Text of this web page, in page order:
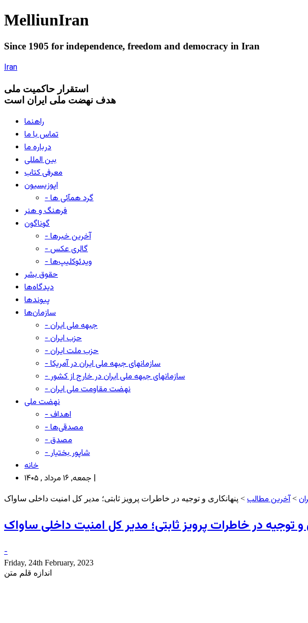
MelliunIran
Since 1905 for independence, freedom and democracy in Iran
Iran
استقرار حاکميت ملی
هدف نهضت ملی ایران است
راهنما
تماس با ما
درباره ما
بین المللی
معرفی کتاب
اپوزیسیون
- گرد همآئی ها
فرهنگ و هنر
گوناگون
- آخرین خبرها
- گالری عکس
- ویدئوکلیپ‌ها
حقوق بشر
دیدگاه‌ها
پیوندها
سازمان‌ها
- جبهه ملی ایران
- حزب ایران
- حزب ملت ایران
- سازمانهای جبهه ملی ایران در آمریکا
- سازمانهای جبهه ملی ایران در خارج از کشور
- نهضت مقاومت ملی ایران
نهضت ملی
- اهداف
- مصدقی‌ها
- مصدق
- شاپور بختیار
خانه
جمعه, ۱۶ مرداد , ۱۴۰۵ |
>آخرین مطالب > پنهانکاری و توجیه در خاطرات پرویز ثابتی؛ مدیر کل امنیت داخلی ساواک
و توجیه در خاطرات پرویز ثابتی؛ مدیر کل امنیت داخلی ساواک
-
Friday, 24th February, 2023
اندازه قلم متن